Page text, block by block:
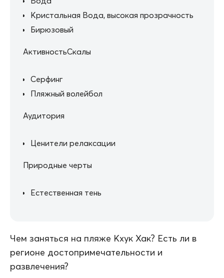
Кристальная Вода, высокая прозрачность
Бирюзовый
АктивностьСкалы
Серфинг
Пляжный волейбол
Аудитория
Ценители релаксации
Природные черты
Естественная тень
Чем заняться на пляже Кхук Хак? Есть ли в
регионе достопримечательности и
развлечения?